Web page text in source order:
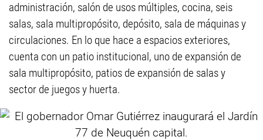
administración, salón de usos múltiples, cocina, seis
salas, sala multipropósito, depósito, sala de máquinas y
circulaciones. En lo que hace a espacios exteriores,
cuenta con un patio institucional, uno de expansión de
sala multipropósito, patios de expansión de salas y
sector de juegos y huerta.